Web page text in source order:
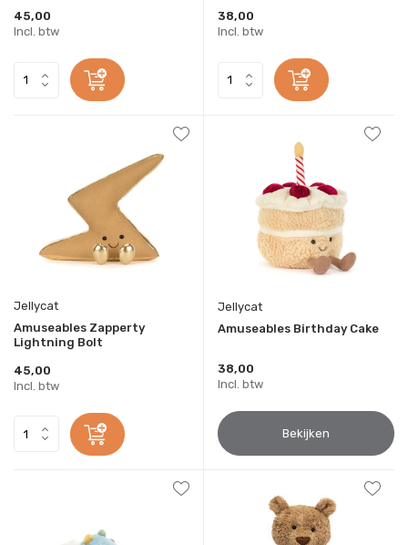
45,00
Incl. btw
38,00
Incl. btw
Jellycat
Amuseables Zapperty
Lightning Bolt
45,00
Incl. btw
Jellycat
Amuseables Birthday Cake
38,00
Incl. btw
Bekijken